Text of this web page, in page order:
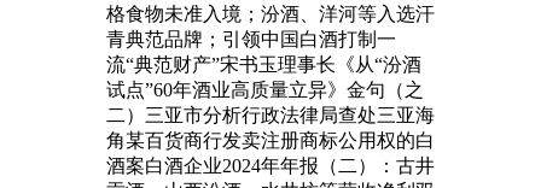
格食物未准入境；汾酒、洋河等入选汗
青典范品牌；引领中国白酒打制一
流“典范财产”宋书玉理事长《从“汾酒
试点”60年酒业高质量立异》金句（之
二）三亚市分析行政法律局查处三亚海
角某百货商行发卖注册商标公用权的白
酒案白酒企业2024年年报（二）：古井